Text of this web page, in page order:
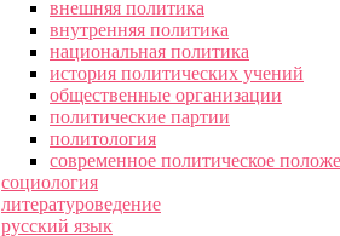
внешняя политика
внутренняя политика
национальная политика
история политических учений
общественные организации
политические партии
политология
современное политическое
социология
литературоведение
русский язык